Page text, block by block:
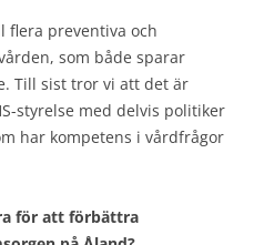
flera preventiva och
som både sparar
Till sist tror vi att det är
styrelse med delvis politiker
har kompetens i vårdfrågor
för att förbättra